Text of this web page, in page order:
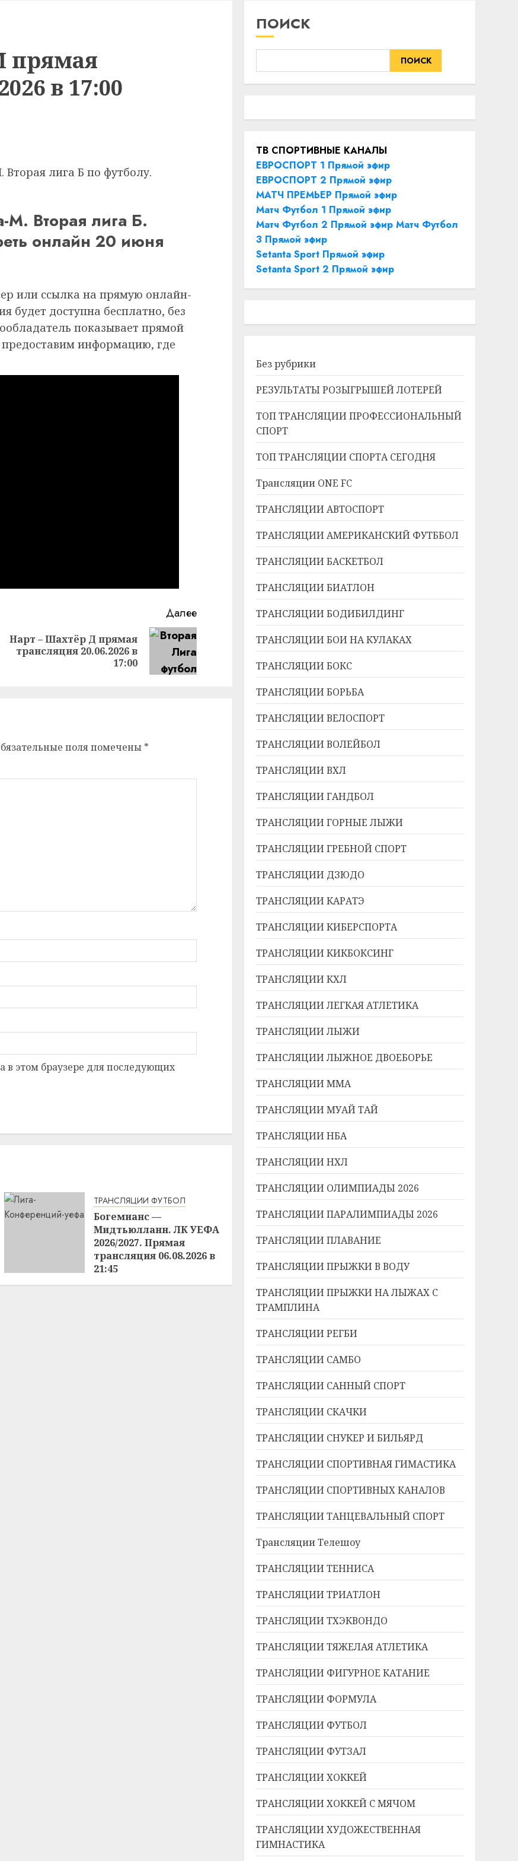
прямая
в 17:00
лига Б по футболу.
Вторая лига Б.
онлайн 20 июня
или ссылка на прямую онлайн-
будет доступна бесплатно, без
показывает прямой
информацию, где
Предыдущая
Далее
Следующая
Нарт – Шахтёр Д прямая
трансляция 20.06.2026 в
17:00
поля помечены *
в этом браузере для последующих
ТРАНСЛЯЦИИ ФУТБОЛ
Богемианс —
Мидтьюлланн. ЛК УЕФА
2026/2027. Прямая
трансляция 06.08.2026 в
21:45
06.08.2026
ПОИСК
ПОИСК
ТВ СПОРТИВНЫЕ КАНАЛЫ
ЕВРОСПОРТ 1 Прямой эфир
ЕВРОСПОРТ 2 Прямой эфир
МАТЧ ПРЕМЬЕР Прямой эфир
Матч Футбол 1 Прямой эфир
Матч Футбол 2 Прямой эфир Матч Футбол
3 Прямой эфир
Setanta Sport Прямой эфир
Setanta Sport 2 Прямой эфир
Без рубрики
РЕЗУЛЬТАТЫ РОЗЫГРЫШЕЙ ЛОТЕРЕЙ
ТОП ТРАНСЛЯЦИИ ПРОФЕССИОНАЛЬНЫЙ
СПОРТ
ТОП ТРАНСЛЯЦИИ СПОРТА СЕГОДНЯ
Трансляции ONE FC
ТРАНСЛЯЦИИ АВТОСПОРТ
ТРАНСЛЯЦИИ АМЕРИКАНСКИЙ ФУТББОЛ
ТРАНСЛЯЦИИ БАСКЕТБОЛ
ТРАНСЛЯЦИИ БИАТЛОН
ТРАНСЛЯЦИИ БОДИБИЛДИНГ
ТРАНСЛЯЦИИ БОИ НА КУЛАКАХ
ТРАНСЛЯЦИИ БОКС
ТРАНСЛЯЦИИ БОРЬБА
ТРАНСЛЯЦИИ ВЕЛОСПОРТ
ТРАНСЛЯЦИИ ВОЛЕЙБОЛ
ТРАНСЛЯЦИИ ВХЛ
ТРАНСЛЯЦИИ ГАНДБОЛ
ТРАНСЛЯЦИИ ГОРНЫЕ ЛЫЖИ
ТРАНСЛЯЦИИ ГРЕБНОЙ СПОРТ
ТРАНСЛЯЦИИ ДЗЮДО
ТРАНСЛЯЦИИ КАРАТЭ
ТРАНСЛЯЦИИ КИБЕРСПОРТА
ТРАНСЛЯЦИИ КИКБОКСИНГ
ТРАНСЛЯЦИИ КХЛ
ТРАНСЛЯЦИИ ЛЕГКАЯ АТЛЕТИКА
ТРАНСЛЯЦИИ ЛЫЖИ
ТРАНСЛЯЦИИ ЛЫЖНОЕ ДВОЕБОРЬЕ
ТРАНСЛЯЦИИ ММА
ТРАНСЛЯЦИИ МУАЙ ТАЙ
ТРАНСЛЯЦИИ НБА
ТРАНСЛЯЦИИ НХЛ
ТРАНСЛЯЦИИ ОЛИМПИАДЫ 2026
ТРАНСЛЯЦИИ ПАРАЛИМПИАДЫ 2026
ТРАНСЛЯЦИИ ПЛАВАНИЕ
ТРАНСЛЯЦИИ ПРЫЖКИ В ВОДУ
ТРАНСЛЯЦИИ ПРЫЖКИ НА ЛЫЖАХ С
ТРАМПЛИНА
ТРАНСЛЯЦИИ РЕГБИ
ТРАНСЛЯЦИИ САМБО
ТРАНСЛЯЦИИ САННЫЙ СПОРТ
ТРАНСЛЯЦИИ СКАЧКИ
ТРАНСЛЯЦИИ СНУКЕР И БИЛЬЯРД
ТРАНСЛЯЦИИ СПОРТИВНАЯ ГИМАСТИКА
ТРАНСЛЯЦИИ СПОРТИВНЫХ КАНАЛОВ
ТРАНСЛЯЦИИ ТАНЦЕВАЛЬНЫЙ СПОРТ
Трансляции Телешоу
ТРАНСЛЯЦИИ ТЕННИСА
ТРАНСЛЯЦИИ ТРИАТЛОН
ТРАНСЛЯЦИИ ТХЭКВОНДО
ТРАНСЛЯЦИИ ТЯЖЕЛАЯ АТЛЕТИКА
ТРАНСЛЯЦИИ ФИГУРНОЕ КАТАНИЕ
ТРАНСЛЯЦИИ ФОРМУЛА
ТРАНСЛЯЦИИ ФУТБОЛ
ТРАНСЛЯЦИИ ФУТЗАЛ
ТРАНСЛЯЦИИ ХОККЕЙ
ТРАНСЛЯЦИИ ХОККЕЙ С МЯЧОМ
ТРАНСЛЯЦИИ ХУДОЖЕСТВЕННАЯ
ГИМНАСТИКА